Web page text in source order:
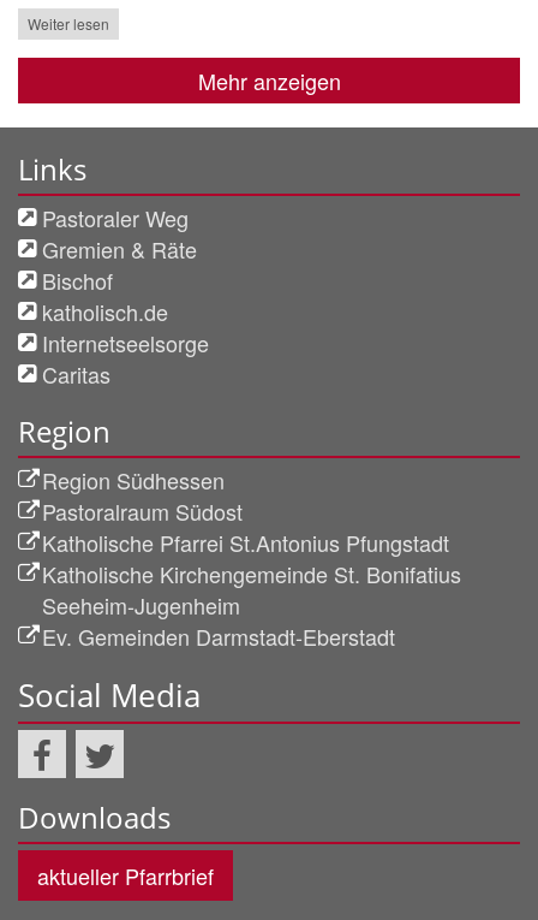
Weiter lesen
Mehr anzeigen
Links
Pastoraler Weg
Gremien & Räte
Bischof
katholisch.de
Internetseelsorge
Caritas
Region
Region Südhessen
Pastoralraum Südost
Katholische Pfarrei St.Antonius Pfungstadt
Katholische Kirchengemeinde St. Bonifatius
Seeheim-Jugenheim
Ev. Gemeinden Darmstadt-Eberstadt
Social Media
Downloads
aktueller Pfarrbrief